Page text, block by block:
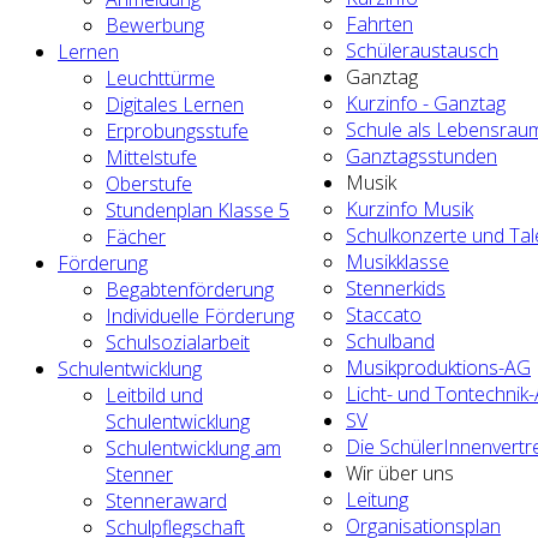
Bewerbung
Lernen
Leuchttürme
Digitales Lernen
Erprobungsstufe
Mittelstufe
Oberstufe
Stundenplan Klasse 5
Fächer
Förderung
Begabtenförderung
Individuelle Förderung
Schulsozialarbeit
Schulentwicklung
Leitbild und
Schulentwicklung
Schulentwicklung am
Stenner
Stenneraward
Schulpflegschaft
Fahrten
Schüleraustausch
Ganztag
Kurzinfo - Ganztag
Schule als
Ganztagsstunden
Musik
Kurzinfo Musik
Schulkonzerte und
Musikklasse
Stennerkids
Staccato
Schulband
Musikproduktions-AG
Licht- und Tontechnik-
SV
Die
Wir über uns
Leitung
Organisationsplan